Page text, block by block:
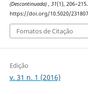
(Descontinuada) , 31(1), 206–215.
https://doi.org/10.5020/
Fomatos de Citação
Edição
v. 31 n. 1 (2016)